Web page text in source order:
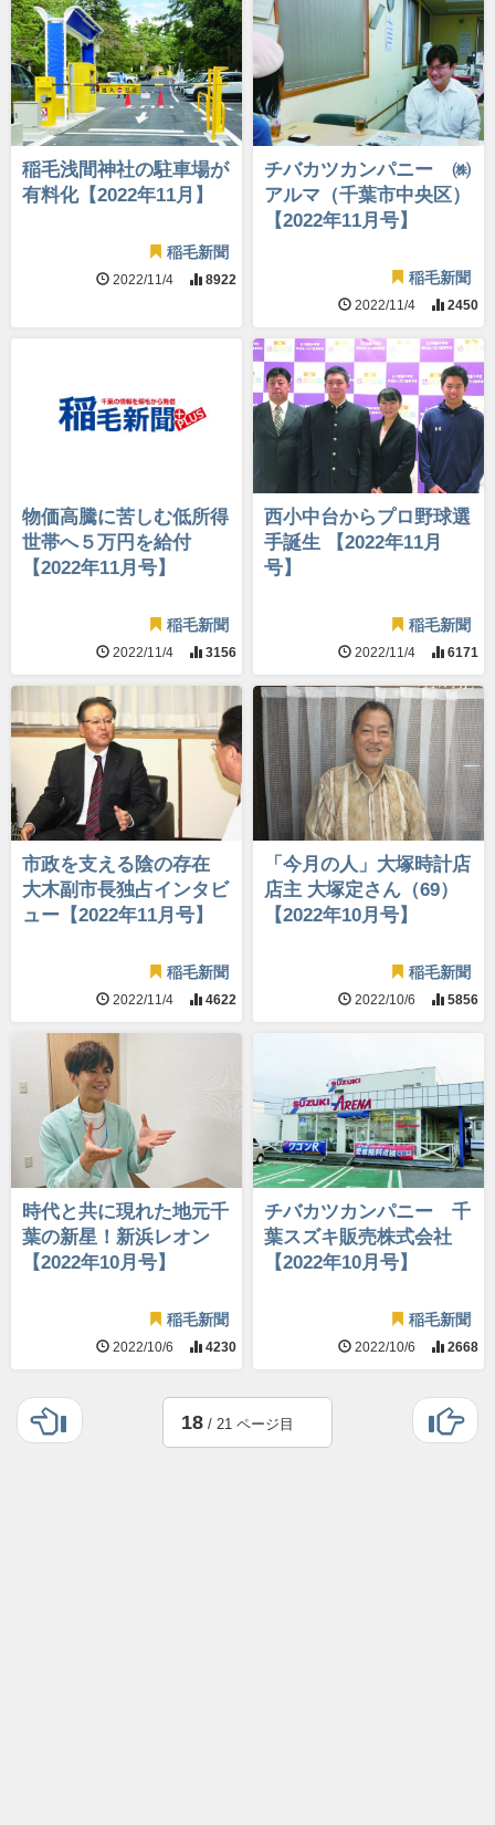
稲毛浅間神社の駐車場が
有料化【2022年11月】
稲毛新聞
2022/11/4 8922
チバカツカンパニー ㈱
アルマ（千葉市中央区）
【2022年11月号】
稲毛新聞
2022/11/4 2450
物価高騰に苦しむ低所得
世帯へ５万円を給付
【2022年11月号】
稲毛新聞
2022/11/4 3156
西小中台からプロ野球選
手誕生 【2022年11月
号】
稲毛新聞
2022/11/4 6171
市政を支える陰の存在
大木副市長独占インタビ
ュー【2022年11月号】
稲毛新聞
2022/11/4 4622
「今月の人」大塚時計店
店主 大塚定さん（69）
【2022年10月号】
稲毛新聞
2022/10/6 5856
時代と共に現れた地元千
葉の新星！新浜レオン
【2022年10月号】
稲毛新聞
2022/10/6 4230
チバカツカンパニー 千
葉スズキ販売株式会社
【2022年10月号】
稲毛新聞
2022/10/6 2668
18 / 21 ページ目